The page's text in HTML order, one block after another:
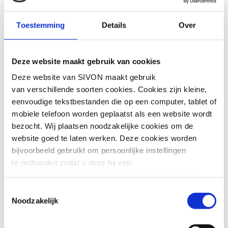
Toestemming Details Over
Deze website maakt gebruik van cookies
Deze website van SIVON maakt gebruik
van verschillende soorten cookies. Cookies zijn kleine,
eenvoudige tekstbestanden die op een computer, tablet of
mobiele telefoon worden geplaatst als een website wordt
bezocht. Wij plaatsen noodzakelijke cookies om de
website goed te laten werken. Deze cookies worden
bijvoorbeeld gebruikt om persoonlijke instellingen
te onthouden zodat u deze bij een
Soms embedden wij content van andere websites, zoals
Noodzakelijk
Onderwijsnetwerk
Digitalisering
Schoolbesturen en scholen hebben
behoefte aan samenwerking en
kennisdeling over onderwijs en
digitalisering.
Onderwijsnetwerk
Digitalisering
verbindt professionals in het
onderwijs en stimuleert samenwerking op
het gebied van digitalisering. Via deze
community werk je ook aan je eigen
professionalisering: je leert van collega’s,
wisselt ervaringen uit en krijgt toegang
tot expertise uit het veld en de laatste
ontwikkelingen.